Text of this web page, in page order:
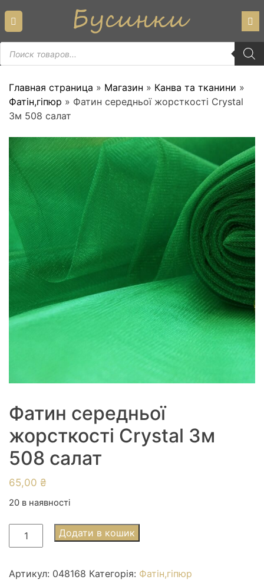
content
Пошук
товарів
Главная страница » Магазин » Канва та тканини »
Фатін,гіпюр » Фатин середньої жорсткості Crystal
3м 508 салат
Фатин середньої
жорсткості Crystal 3м
508 салат
65,00 ₴
20 в наявності
Фатин
середньої
Crystal
Додати в кошик
Артикул: 048168 Категорія: Фатін,гіпюр